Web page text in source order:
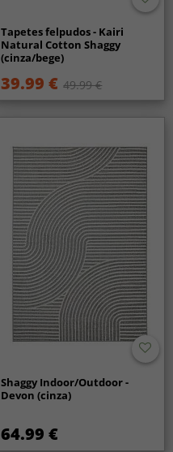
Tapetes felpudos - Kairi
Natural Cotton Shaggy
(cinza/bege)
39.99 € 49.99 €
Shaggy Indoor/Outdoor -
Devon (cinza)
64.99 €